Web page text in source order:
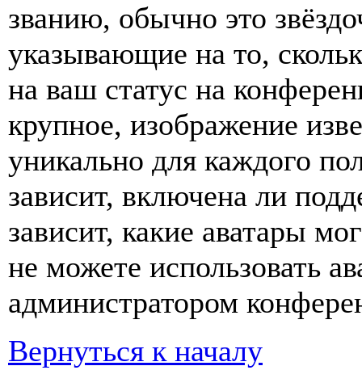
званию, обычно это
указывающие на то,
на ваш статус на
крупное, изображение
уникально для каждого
зависит, включена ли
зависит, какие аватары
не можете использовать
администратором
Вернуться к началу